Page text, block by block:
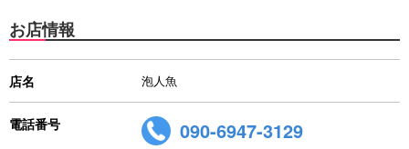
お店情報
店名 泡人魚
電話番号 090-6947-3129